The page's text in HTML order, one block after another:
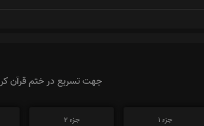
جهت تسریع در ختم قرآن
جزء 1
جزء 2